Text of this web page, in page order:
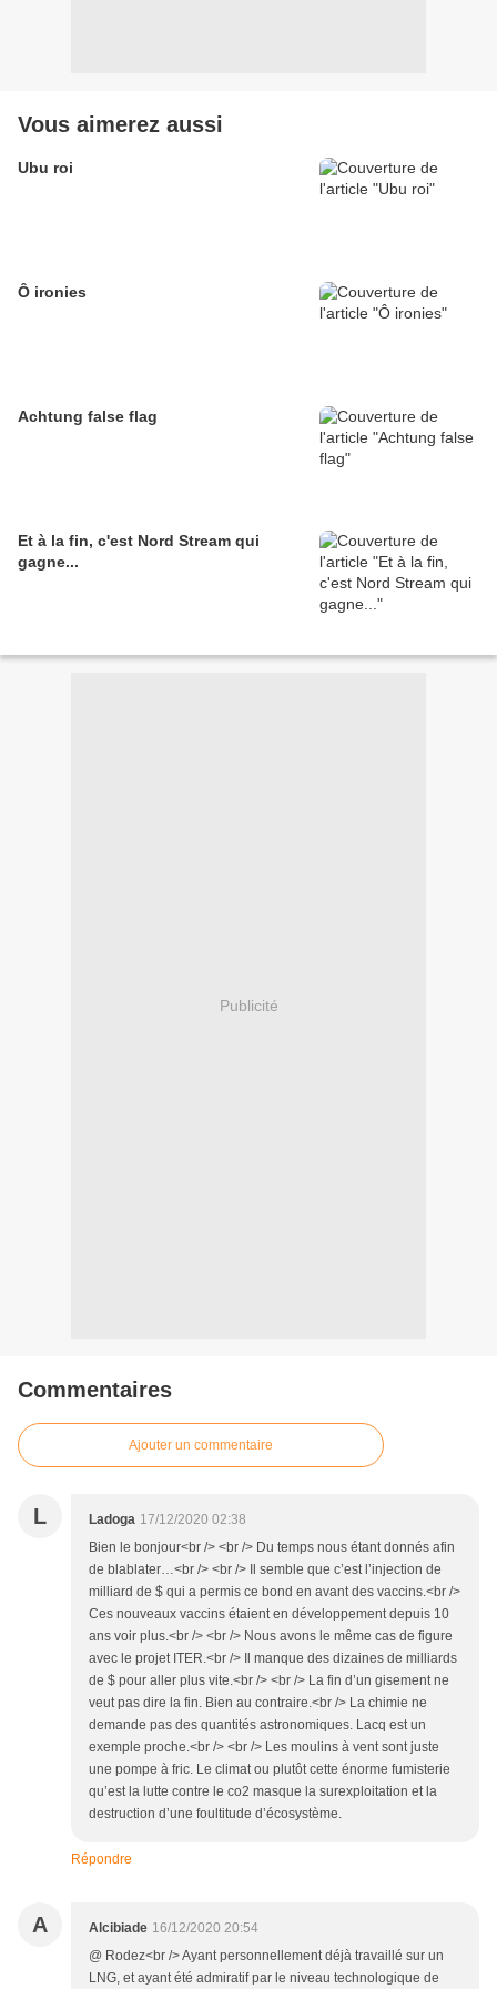
Vous aimerez aussi
Ubu roi
Ô ironies
Achtung false flag
Et à la fin, c'est Nord Stream qui
gagne...
Publicité
Commentaires
Ajouter un commentaire
L Ladoga 17/12/2020 02:38
Bien le bonjour<br /> <br /> Du temps nous étant donnés afin
de blablater…<br /> <br /> Il semble que c’est l’injection de
milliard de $ qui a permis ce bond en avant des vaccins.<br />
Ces nouveaux vaccins étaient en développement depuis 10
ans voir plus.<br /> <br /> Nous avons le même cas de figure
avec le projet ITER.<br /> Il manque des dizaines de milliards
de $ pour aller plus vite.<br /> <br /> La fin d’un gisement ne
veut pas dire la fin. Bien au contraire.<br /> La chimie ne
demande pas des quantités astronomiques. Lacq est un
exemple proche.<br /> <br /> Les moulins à vent sont juste
une pompe à fric. Le climat ou plutôt cette énorme fumisterie
qu’est la lutte contre le co2 masque la surexploitation et la
destruction d’une foultitude d’écosystème.
Répondre
A Alcibiade 16/12/2020 20:54
@ Rodez<br /> Ayant personnellement déjà travaillé sur un
LNG, et ayant été admiratif par le niveau technologique de